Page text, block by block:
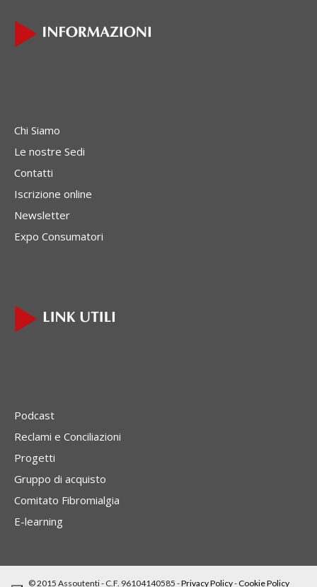
Chi Siamo
Le nostre Sedi
Contatti
Iscrizione online
Newsletter
Expo Consumatori
Podcast
Reclami e Conciliazioni
Progetti
Gruppo di acquisto
Comitato Fibromialgia
E-learning
© 2015 Assoutenti - C.F. 96104140585 -Privacy Policy-Cookie Policy